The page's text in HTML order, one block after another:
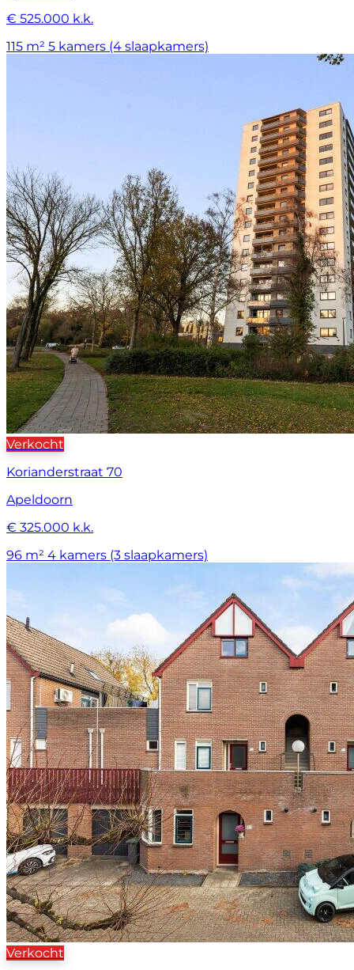
€ 525.000 k.k.
115 m² 5 kamers (4 slaapkamers)
Verkocht
Korianderstraat 70
Apeldoorn
€ 325.000 k.k.
96 m² 4 kamers (3 slaapkamers)
Verkocht